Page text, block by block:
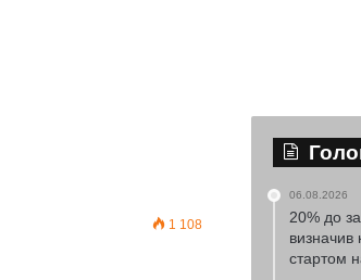
1 108
06.08.2026
20% до
визначив
стартом